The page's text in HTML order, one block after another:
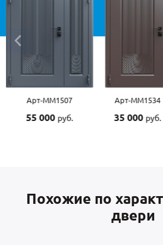
Арт-ММ1534
35 000руб.
Арт-ММ1279
35 000руб.
Похожие по
двери